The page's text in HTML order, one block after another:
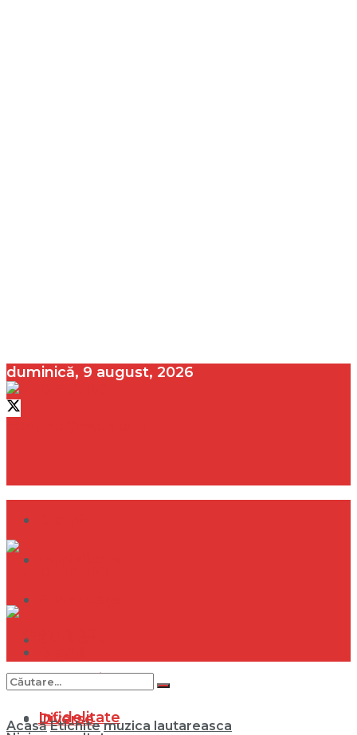
duminică, 9 august, 2026
Internațional
Diverse
Infidelitate
Acasă Etichite muzica lautareasca